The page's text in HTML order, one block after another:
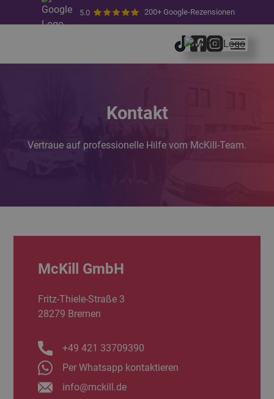
5.0 200+ Google-Rezensionen
Kontakt
Vertraue auf professionelle Hilfe vom McKill-Team.
McKill GmbH
Fritz-Thiele-Straße 3
28279 Bremen
+49 421 33709390
Per Whatsapp kontaktieren
info@mckill.de